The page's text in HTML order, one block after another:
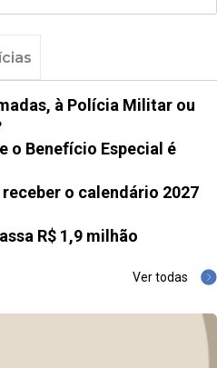
à Polícia Militar ou
o Benefício Especial é
o calendário 2027
R$ 1,9 milhão
Ver todas